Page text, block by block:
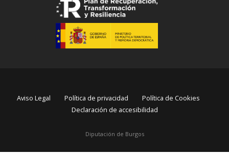
Diputación de Burgos
Aviso Legal Política de privacidad
Política de Cookies
Declaración de accesibilidad